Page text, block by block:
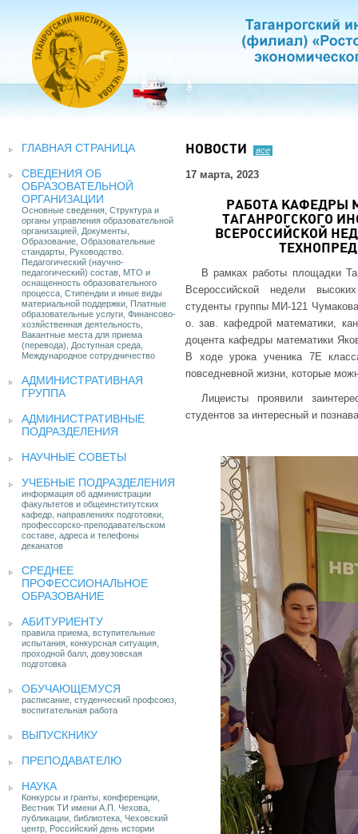
ГЛАВНАЯ СТРАНИЦА
СВЕДЕНИЯ ОБ
ОБРАЗОВАТЕЛЬНОЙ
ОРГАНИЗАЦИИ
Основные сведения, Структура и
органы управления образовательной
организацией, Документы,
Образование, Образовательные
стандарты, Руководство.
Педагогический (научно-
педагогический) состав, МТО и
оснащенность образовательного
процесса, Стипендии и иные виды
материальной поддержки, Платные
образовательные услуги, Финансово-
хозяйственная деятельность,
Вакантные места для приема
(перевода), Доступная среда,
Международное сотрудничество
АДМИНИСТРАТИВНАЯ
ГРУППА
АДМИНИСТРАТИВНЫЕ
ПОДРАЗДЕЛЕНИЯ
НАУЧНЫЕ СОВЕТЫ
УЧЕБНЫЕ ПОДРАЗДЕЛЕНИЯ
информация об администрации
факультетов и общеинститутских
кафедр, направлениях подготовки,
профессорско-преподавательском
составе, адреса и телефоны
деканатов
СРЕДНЕЕ
ПРОФЕССИОНАЛЬНОЕ
ОБРАЗОВАНИЕ
АБИТУРИЕНТУ
правила приема, вступительные
испытания, конкурсная ситуация,
проходной балл, довузовская
подготовка
ОБУЧАЮЩЕМУСЯ
расписание, студенческий профсоюз,
воспитательная работа
ВЫПУСКНИКУ
ПРЕПОДАВАТЕЛЮ
НАУКА
Конкурсы и гранты, конференции,
Вестник ТИ имени А.П. Чехова,
публикации, библиотека, Чеховский
центр, Российский день истории
НОВОСТИ все
17 марта, 2023
РАБОТА КАФЕДРЫ
ТАГАНРОГСКОГО
ВСЕРОССИЙСКОЙ
В рамках работы площадки
Всероссийской недели
студенты группы МИ-121
о. зав. кафедрой математики,
доцента кафедры математики
В ходе урока ученика 7Е
повседневной жизни, которые
Лицеисты проявили
студентов за интересный и